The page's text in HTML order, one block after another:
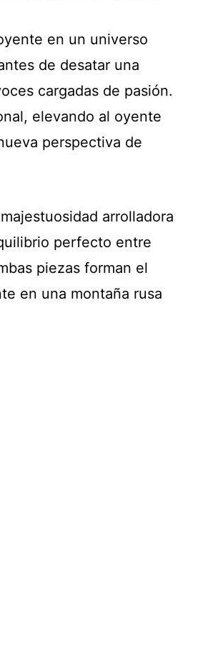
en un universo
de desatar una
cargadas de pasión.
elevando al oyente
perspectiva de
arrolladora
perfecto entre
piezas forman el
en una montaña rusa